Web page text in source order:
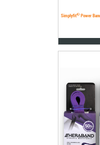
Simplyfit®Power